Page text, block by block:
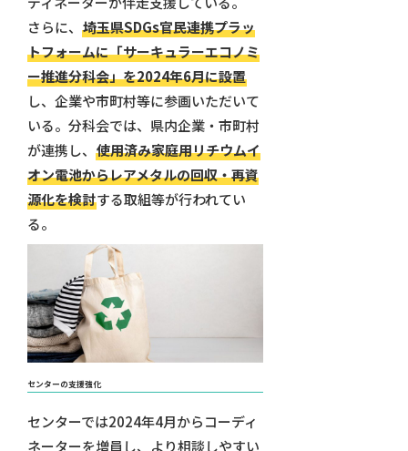
さらに、 埼玉県SDGs官民連携プラッ
トフォームに「サーキュラーエコノミ
ー推進分科会」を2024年6月に設置
し、企業や市町村等に参画いただいて
いる。分科会では、県内企業・市町村
が連携し、 使用済み家庭用リチウムイ
オン電池からレアメタルの回収・再資
源化を検討する取組等が行われてい
る。
センターの支援強化
センターでは2024年4月からコーディ
ネーターを増員し、より相談しやすい